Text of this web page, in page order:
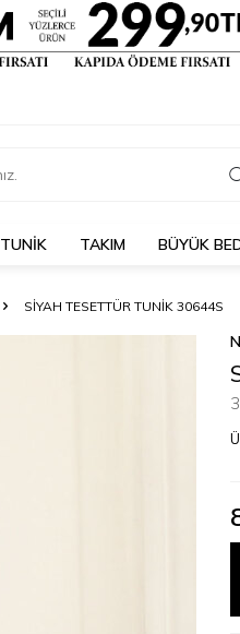
TUNİK TAKIM BÜYÜK
SIYAH TESETTÜR TUNIK 30644S